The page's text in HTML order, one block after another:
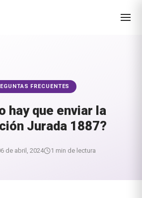
FRECUENTES
hay que enviar la
Jurada 1887?
de abril, 2024 1 min de lectura